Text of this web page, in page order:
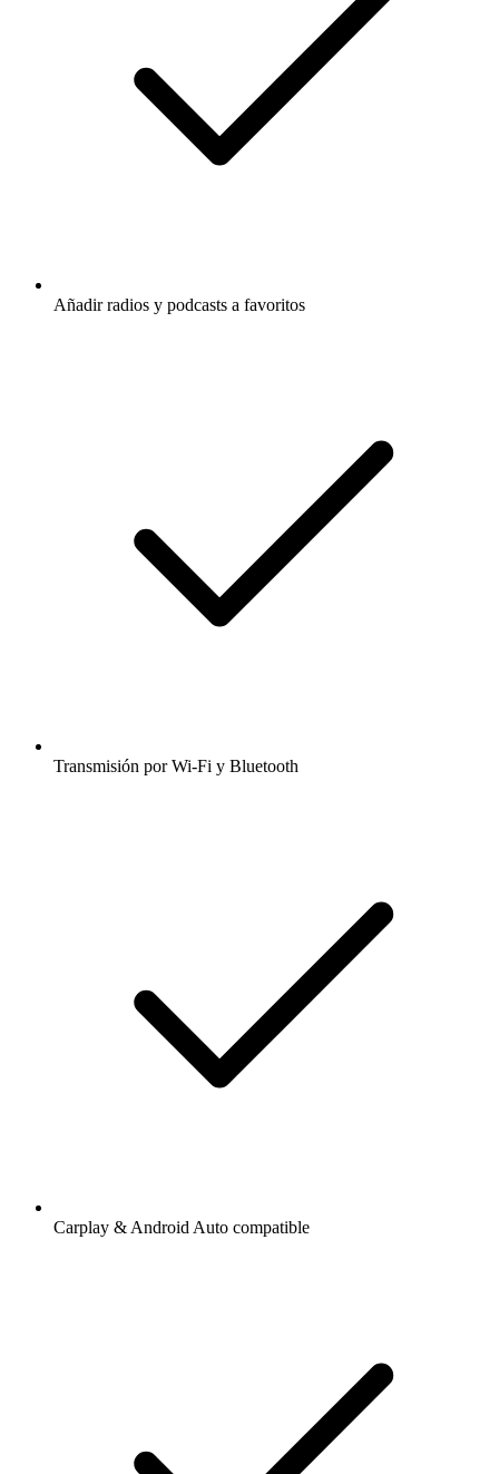
Añadir radios y podcasts a favoritos
Transmisión por Wi-Fi y Bluetooth
Carplay & Android Auto compatible